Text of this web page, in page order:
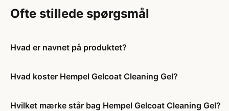
Ofte stillede spørgsmål
Hvad er navnet på produktet?
Hvad koster Hempel Gelcoat Cleaning Gel?
Hvilket mærke står bag Hempel Gelcoat Cleaning Gel?